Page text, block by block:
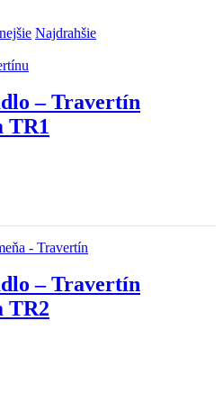
Najdrahšie
– Travertín
TR1
– Travertín
TR2